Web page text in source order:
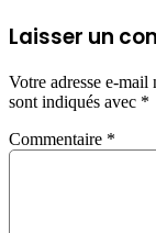
Laisser un
Votre adresse e-mail
sont indiqués avec *
Commentaire *